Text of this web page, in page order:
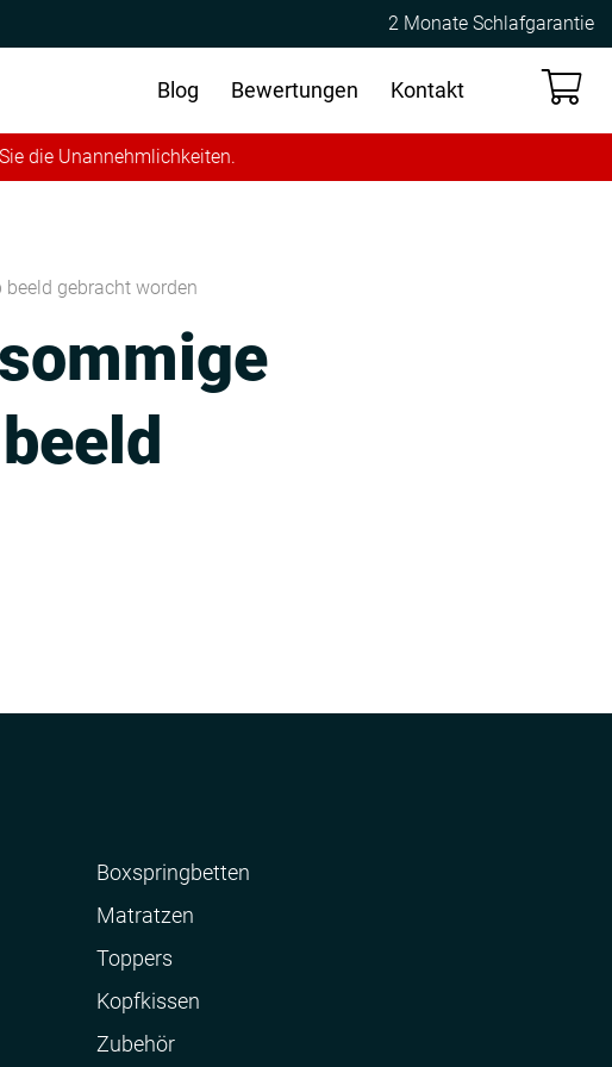
2 Monate Schlafgarantie
Kontakt
Bewertungen
Blog
die Unannehmlichkeiten.
gebracht worden
Boxspringbetten
Matratzen
Toppers
Kopfkissen
Zubehör